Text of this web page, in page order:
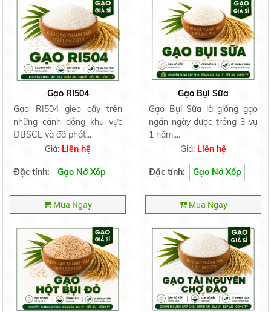
Gạo RI504
Gạo RI504 gieo cấy trên
những cánh đồng khu vực
ĐBSCL và đã phát...
Giá: Liên hệ
Đặc tính: Gạo Nở Xốp
Mua Ngay
Gạo Bụi Sữa
Gạo Bụi Sữa là giống gạo
ngắn ngày được trồng 3 vụ
1 năm....
Giá: Liên hệ
Đặc tính: Gạo Nở Xốp
Mua Ngay